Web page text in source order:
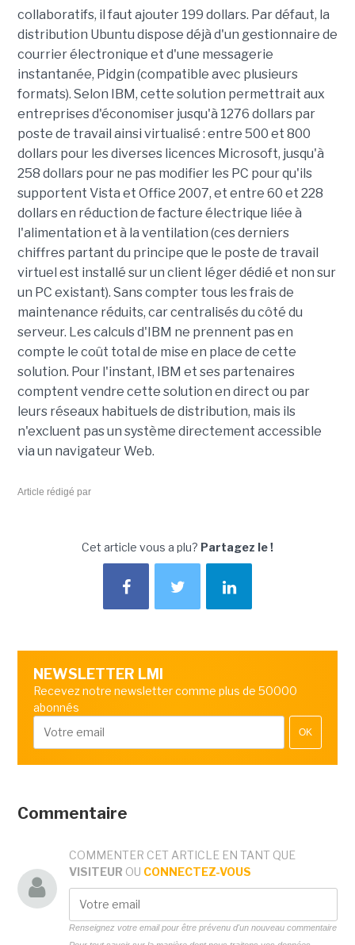
collaboratifs, il faut ajouter 199 dollars. Par défaut, la
distribution Ubuntu dispose déjà d'un gestionnaire de
courrier électronique et d'une messagerie
instantanée, Pidgin (compatible avec plusieurs
formats). Selon IBM, cette solution permettrait aux
entreprises d'économiser jusqu'à 1276 dollars par
poste de travail ainsi virtualisé : entre 500 et 800
dollars pour les diverses licences Microsoft, jusqu'à
258 dollars pour ne pas modifier les PC pour qu'ils
supportent Vista et Office 2007, et entre 60 et 228
dollars en réduction de facture électrique liée à
l'alimentation et à la ventilation (ces derniers
chiffres partant du principe que le poste de travail
virtuel est installé sur un client léger dédié et non sur
un PC existant). Sans compter tous les frais de
maintenance réduits, car centralisés du côté du
serveur. Les calculs d'IBM ne prennent pas en
compte le coût total de mise en place de cette
solution. Pour l'instant, IBM et ses partenaires
comptent vendre cette solution en direct ou par
leurs réseaux habituels de distribution, mais ils
n'excluent pas un système directement accessible
via un navigateur Web.
Article rédigé par
Cet article vous a plu? Partagez le !
NEWSLETTER LMI
Recevez notre newsletter comme plus de 50000
abonnés
OK
Commentaire
COMMENTER CET ARTICLE EN TANT QUE
VISITEUR OU CONNECTEZ-VOUS
Renseignez votre email pour être prévenu d'un nouveau commentaire